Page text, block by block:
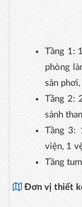
Tầng 1:
phòng
sân
Tầng 2:
sảnh
Tầng 3:
viện, 1
Tầng
Đơn vị thiết